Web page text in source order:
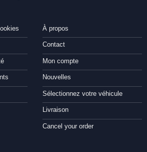
À propos
Contact
Mon compte
Nouvelles
Sélectionnez votre véhicule
Livraison
Cancel your order